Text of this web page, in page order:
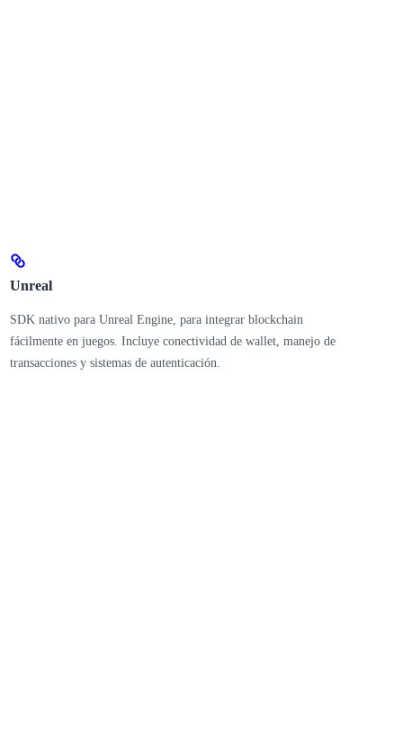
Unreal
SDK nativo para Unreal Engine, para integrar blockchain
fácilmente en juegos. Incluye conectividad de wallet, manejo de
transacciones y sistemas de autenticación.